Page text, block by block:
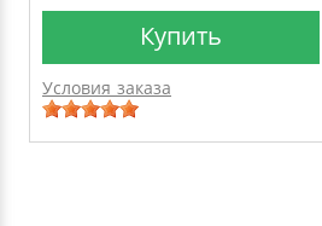
Купить
Условия заказа